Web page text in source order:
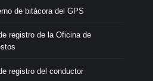
de bitácora del GPS
registro de la Oficina de
registro del conductor